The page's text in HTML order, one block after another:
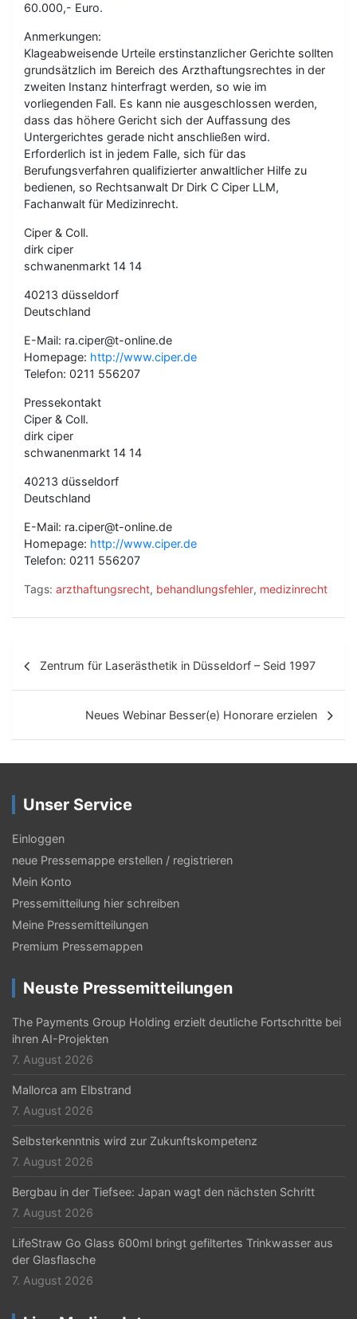
60.000,- Euro.
Anmerkungen:
Klageabweisende Urteile erstinstanzlicher Gerichte sollten
grundsätzlich im Bereich des Arzthaftungsrechtes in der
zweiten Instanz hinterfragt werden, so wie im
vorliegenden Fall. Es kann nie ausgeschlossen werden,
dass das höhere Gericht sich der Auffassung des
Untergerichtes gerade nicht anschließen wird.
Erforderlich ist in jedem Falle, sich für das
Berufungsverfahren qualifizierter anwaltlicher Hilfe zu
bedienen, so Rechtsanwalt Dr Dirk C Ciper LLM,
Fachanwalt für Medizinrecht.
Ciper & Coll.
dirk ciper
schwanenmarkt 14 14
40213 düsseldorf
Deutschland
E-Mail: ra.ciper@t-online.de
Homepage: http://www.ciper.de
Telefon: 0211 556207
Pressekontakt
Ciper & Coll.
dirk ciper
schwanenmarkt 14 14
40213 düsseldorf
Deutschland
E-Mail: ra.ciper@t-online.de
Homepage: http://www.ciper.de
Telefon: 0211 556207
Tags: arzthaftungsrecht, behandlungsfehler, medizinrecht
t
r
a
g
s
-
N
a
v
i
g
a
t
i
o
n
Zentrum für Laserästhetik in Düsseldorf – Seid 1997
Neues Webinar Besser(e) Honorare erzielen
Unser Service
Einloggen
neue Pressemappe erstellen / registrieren
Mein Konto
Pressemitteilung hier schreiben
Meine Pressemitteilungen
Premium Pressemappen
Neuste Pressemitteilungen
The Payments Group Holding erzielt deutliche Fortschritte bei
ihren AI-Projekten
7. August 2026
Mallorca am Elbstrand
7. August 2026
Selbsterkenntnis wird zur Zukunftskompetenz
7. August 2026
Bergbau in der Tiefsee: Japan wagt den nächsten Schritt
7. August 2026
LifeStraw Go Glass 600ml bringt gefiltertes Trinkwasser aus
der Glasflasche
7. August 2026